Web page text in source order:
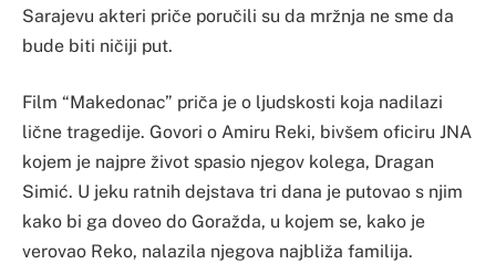
Sarajevu akteri priče poručili su da mržnja ne sme da
bude biti ničiji put.
Film “Makedonac” priča je o ljudskosti koja nadilazi
lične tragedije. Govori o Amiru Reki, bivšem oficiru JNA
kojem je najpre život spasio njegov kolega, Dragan
Simić. U jeku ratnih dejstava tri dana je putovao s njim
kako bi ga doveo do Goražda, u kojem se, kako je
verovao Reko, nalazila njegova najbliža familija.